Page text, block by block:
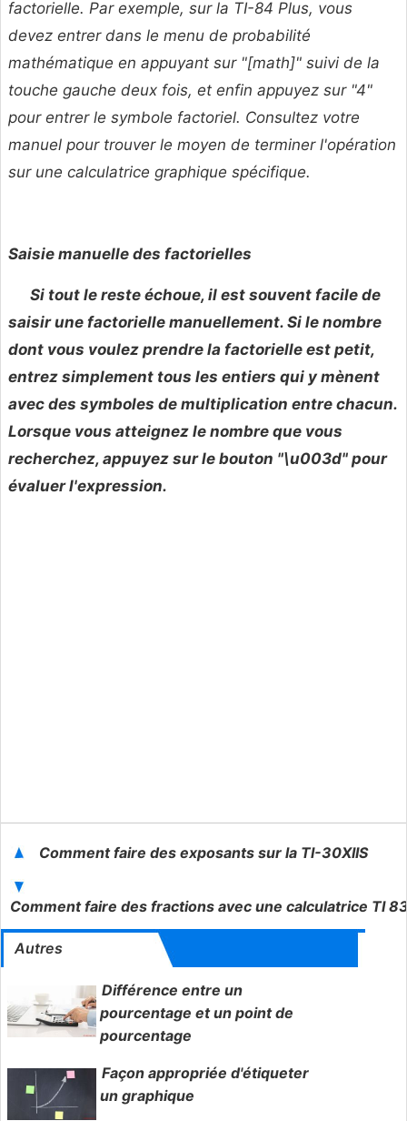
factorielle. Par exemple, sur la TI-84 Plus, vous
devez entrer dans le menu de probabilité
mathématique en appuyant sur "[math]" suivi de la
touche gauche deux fois, et enfin appuyez sur "4"
pour entrer le symbole factoriel. Consultez votre
manuel pour trouver le moyen de terminer l'opération
sur une calculatrice graphique spécifique.
Saisie manuelle des factorielles
Si tout le reste échoue, il est souvent facile de
saisir une factorielle manuellement. Si le nombre
dont vous voulez prendre la factorielle est petit,
entrez simplement tous les entiers qui y mènent
avec des symboles de multiplication entre chacun.
Lorsque vous atteignez le nombre que vous
recherchez, appuyez sur le bouton "\u003d" pour
évaluer l'expression.
Comment faire des exposants sur la TI-30XIIS
Comment faire des fractions avec une calculatrice TI
Autres
Différence entre un
pourcentage et un point de
pourcentage
Façon appropriée d'étiqueter
un graphique